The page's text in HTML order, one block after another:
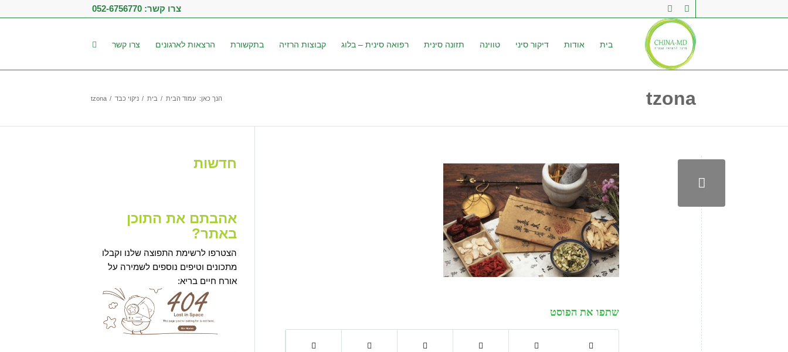
צרו קשר: 052-6756770
בית אודות דיקור סיני טווינה תזונה סינית רפואה סינית – בלוג קבוצות הרזיה בתקשורת הרצאות לארגונים צרו קשר
tzona הנך כאן: עמוד הבית / בית / ניקוי כבד /
tzona
שתפו את הפוסט
חדשות
אהבתם את התוכן
באתר?
הצטרפו לרשימת התפוצה שלנו וקבלו
מתכונים וטיפים נוספים לשמירה על
אורח חיים בריא: